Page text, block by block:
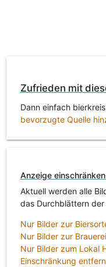
Zufrieden mit
Dann einfach
bevorzugte Quelle
Anzeige
Aktuell werden alle
das Durchblättern der
Nur Bilder zur
Nur Bilder zur
Nur Bilder zum Lokal
Einschränkung